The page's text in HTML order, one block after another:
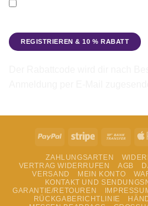
PayPal Stripe
Bank
ZAHLUNGSARTEN
VERTRAG WIDERRUFEN
AGB
VERSAND
MEIN KONTO
KONTAKT UND
GARANTIE/RETOUREN
RÜCKGABERICHTLINIE